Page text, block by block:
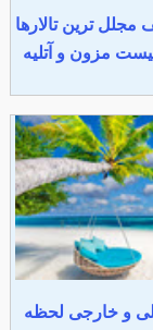
مجلل ترین تالارها
مزون و آتلیه
و خارجی لحظه